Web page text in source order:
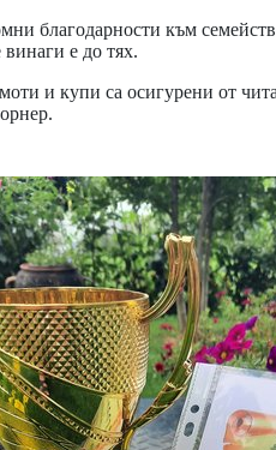
благодарности към
винаги е до тях.
и купи са осигурени от